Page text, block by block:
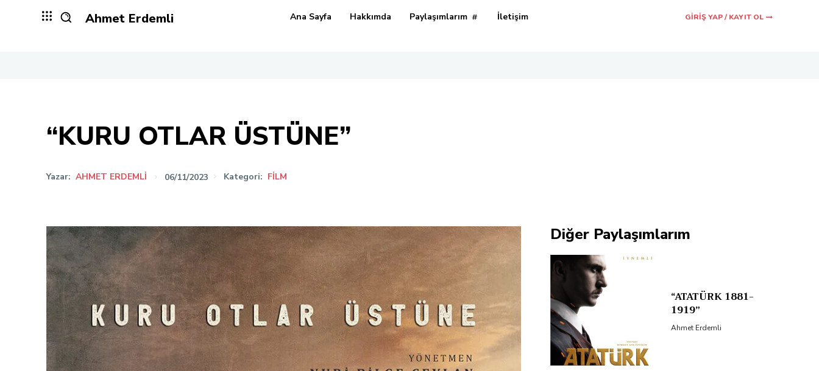
Ahmet Erdemli Ana Sayfa Hakkımda Paylaşımlarım İletişim GIRIŞ YAP / KAYIT OL
“KURU OTLAR ÜSTÜNE”
Yazar: AHMET ERDEMLI 06/11/2023 Kategori: FILM
Diğer Paylaşımlarım
“ATATÜRK 1881-
1919”
Ahmet Erdemli